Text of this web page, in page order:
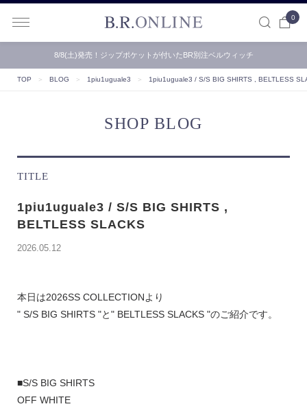
0
8/8(土)発売！ジップポケットが付いたBR別注ベルウィッチ
TOP ＞ BLOG ＞ 1piu1uguale3 ＞ 1piu1uguale3 / S/S BIG SHIRTS , BELTLESS
SHOP BLOG
TITLE
1piu1uguale3 / S/S BIG SHIRTS ,
BELTLESS SLACKS
2026.05.12
本日は2026SS COLLECTIONより
" S/S BIG SHIRTS "と" BELTLESS SLACKS "のご紹介です。
■S/S BIG SHIRTS
OFF WHITE